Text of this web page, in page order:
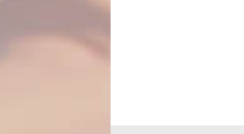
touche de
ravaleurs du
bois, l’enduit,